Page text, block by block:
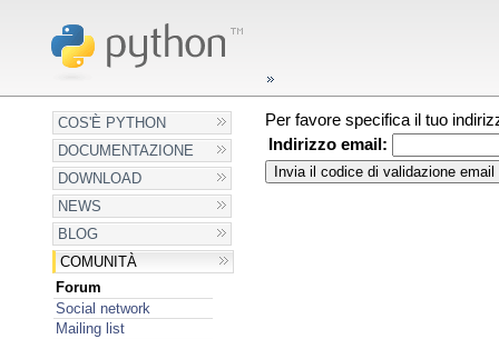
COS'È PYTHON
DOCUMENTAZIONE
DOWNLOAD
NEWS
BLOG
COMUNITÀ
Forum
Social network
Mailing list
Per favore specifica il tuo
Indirizzo email: